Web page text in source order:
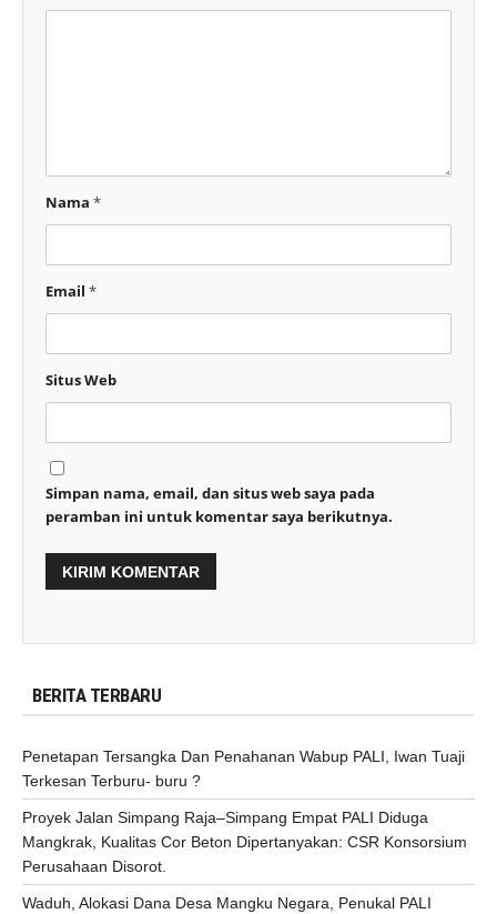
Nama *
Email *
Situs Web
Simpan nama, email, dan situs web saya pada
peramban ini untuk komentar saya berikutnya.
BERITA TERBARU
Penetapan Tersangka Dan Penahanan Wabup PALI, Iwan Tuaji
Terkesan Terburu- buru ?
Proyek Jalan Simpang Raja–Simpang Empat PALI Diduga
Mangkrak, Kualitas Cor Beton Dipertanyakan: CSR Konsorsium
Perusahaan Disorot.
Waduh, Alokasi Dana Desa Mangku Negara, Penukal PALI